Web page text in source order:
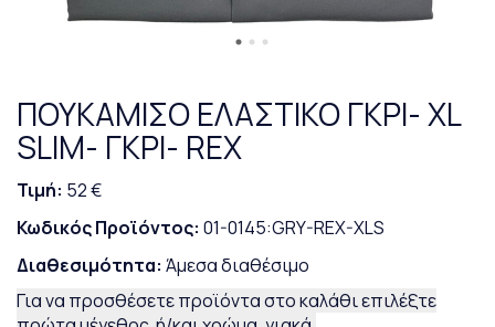
ΠΟΥΚΑΜΙΣΟ ΕΛΑΣΤΙΚΟ ΓΚΡΙ- XL
SLIM- ΓΚΡΙ- REX
Τιμή: 52 €
Κωδικός Προϊόντος: 01-0145:GRY-REX-XLS
Διαθεσιμότητα: Άμεσα διαθέσιμο
Για να προσθέσετε προϊόντα στο καλάθι επιλέξτε